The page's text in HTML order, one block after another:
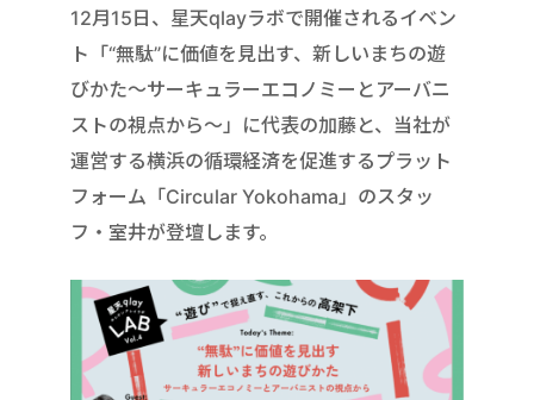
12月15日、星天qlayラボで開催されるイベン
ト「“無駄”に価値を見出す、新しいまちの遊
びかた〜サーキュラーエコノミーとアーバニ
ストの視点から〜」に代表の加藤と、当社が
運営する横浜の循環経済を促進するプラット
フォーム「Circular Yokohama」のスタッ
フ・室井が登壇します。